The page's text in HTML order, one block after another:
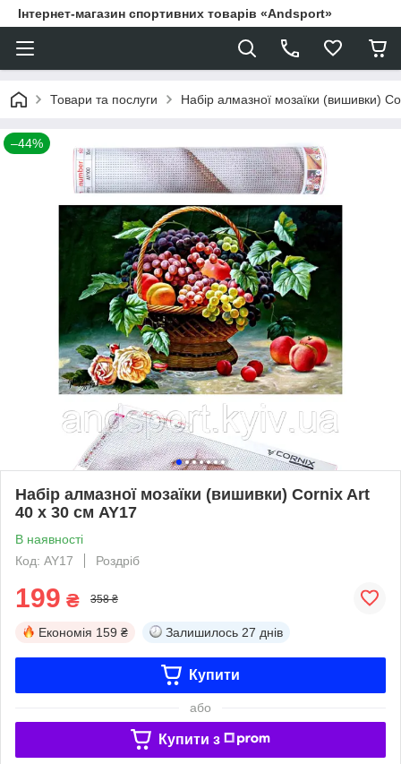
Інтернет-магазин спортивних товарів «Andsport»
Товари та послуги Набір алмазної мозаїки (вишивки)
–44%
Набір алмазної мозаїки (вишивки) Cornix Art
40 x 30 см AY17
В наявності
Код: AY17
Роздріб
199 ₴ 358 ₴
Економія 159 ₴ Залишилось 27 днів
Купити
або
Купити з